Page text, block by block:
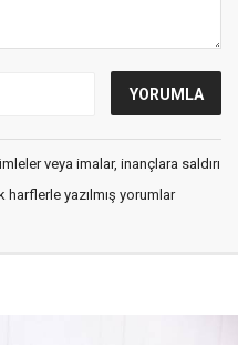
veya imalar, inançlara saldırı
harflerle yazılmış yorumlar